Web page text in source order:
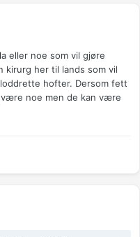
eller noe som vil gjøre
her til lands som vil
hofter. Dersom fett
noe men de kan være